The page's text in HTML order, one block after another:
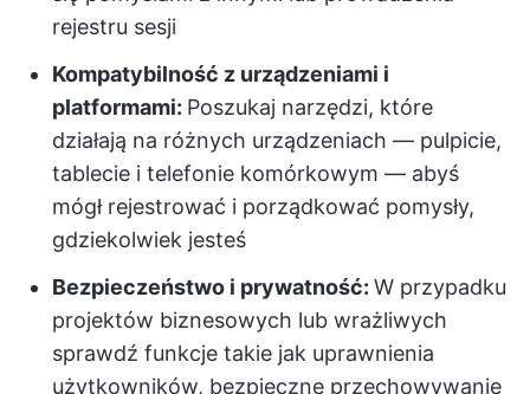
rejestru sesji
Kompatybilność z urządzeniami i
platformami: Poszukaj narzędzi, które
działają na różnych urządzeniach — pulpicie,
tablecie i telefonie komórkowym — abyś
mógł rejestrować i porządkować pomysły,
gdziekolwiek jesteś
Bezpieczeństwo i prywatność: W przypadku
projektów biznesowych lub wrażliwych
sprawdź funkcje takie jak uprawnienia
użytkowników, bezpieczne przechowywanie